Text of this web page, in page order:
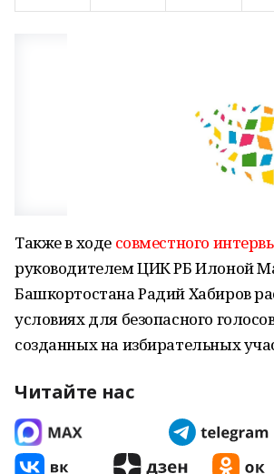
Также в ходе совместного
руководителем ЦИК РБ Илоной
Башкортостана Радий Хабиров
условиях для безопасного
созданных на избирательных
Читайте нас